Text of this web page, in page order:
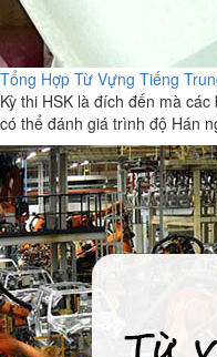
Tổng Hợp Từ Vựng Tiếng
Kỳ thi HSK là đích đến mà
có thể đánh giá trình độ Hán